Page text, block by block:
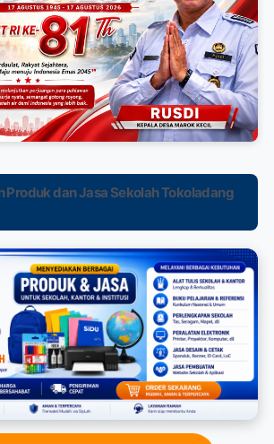
Produk dan Jasa Sekolah Tokoladang